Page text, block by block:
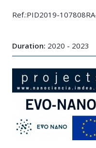
Ref.:PID2019-
Duration: 2020 - 2023